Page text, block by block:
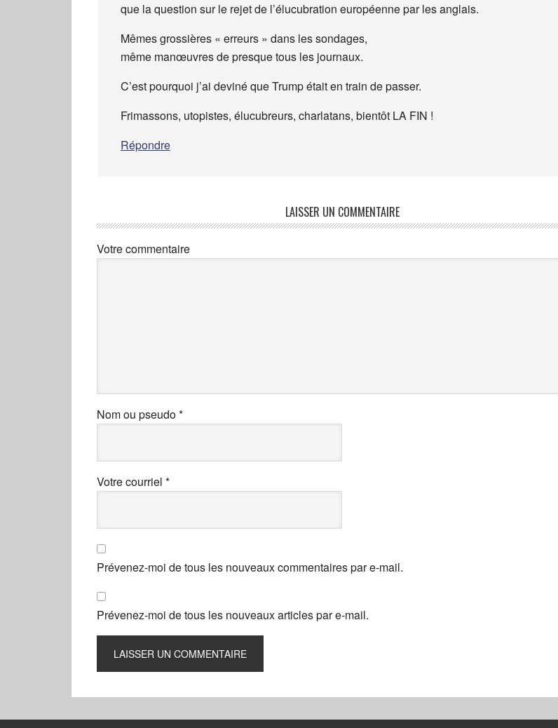
que la question sur le rejet de l’élucubration européenne par les anglais.
Mêmes grossières « erreurs » dans les sondages,
même manœuvres de presque tous les journaux.
C’est pourquoi j’ai deviné que Trump était en train de passer.
Frimassons, utopistes, élucubreurs, charlatans, bientôt LA FIN !
Répondre
LAISSER UN COMMENTAIRE
Votre commentaire
Nom ou pseudo*
Votre courriel *
Prévenez-moi de tous les nouveaux commentaires par e-mail.
Prévenez-moi de tous les nouveaux articles par e-mail.